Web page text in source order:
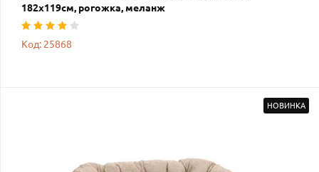
182х119см, рогожка, меланж
Код: 25868
НОВИНКА